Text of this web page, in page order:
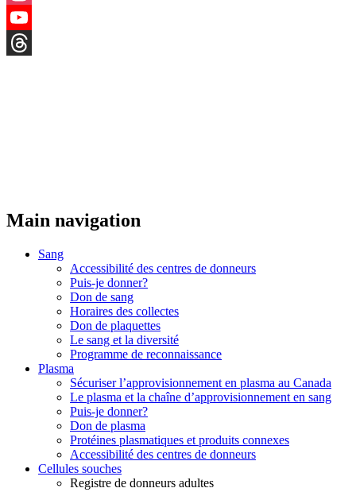
Instagram
YouTube
Main navigation
Sang
Accessibilité des centres de donneurs
Puis-je donner?
Don de sang
Horaires des collectes
Don de plaquettes
Le sang et la diversité
Programme de reconnaissance
Plasma
Sécuriser l’approvisionnement en plasma au Canada
Le plasma et la chaîne d’approvisionnement en sang
Puis-je donner?
Don de plasma
Protéines plasmatiques et produits connexes
Accessibilité des centres de donneurs
Cellules souches
Registre de donneurs adultes